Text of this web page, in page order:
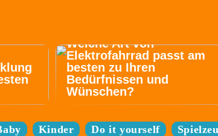
Welche Art von
Elektrofahrrad passt am
besten zu Ihren
Bedürfnissen und
Wünschen?
Kinder Do it yourself